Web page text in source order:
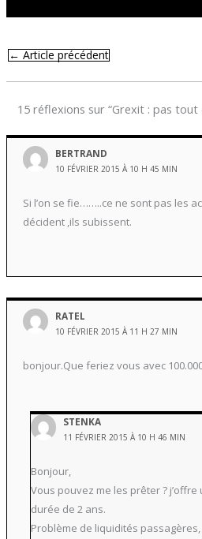
←Article précédent
15 réflexions sur “Grexit : pas tout
BERTRAND
10 FÉVRIER 2015 À 10 H 45 MIN
Si l’on se fie……..ce ne sont pas les
décident ,ils subissent.
RATEL
10 FÉVRIER 2015 À 11 H 27 MIN
bonjour.Que feriez vous avec
STENKA
11 FÉVRIER 2015 À 10 H 46 MIN
Bonjour,
Vous pouvez me les prêter ?
durée de 2 ans.
Problème de liquidités